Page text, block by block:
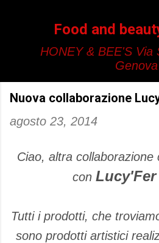
Food and
HONEY & BEE'S Via
Genova
Nuova collaborazione
agosto 23, 2014
Ciao, altra collaborazione
con Lucy'Fer
Tutti i prodotti, che
sono prodotti artistici